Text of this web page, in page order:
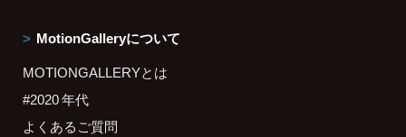
MotionGalleryについて
MOTIONGALLERYとは
#2020 年代
よくあるご質問